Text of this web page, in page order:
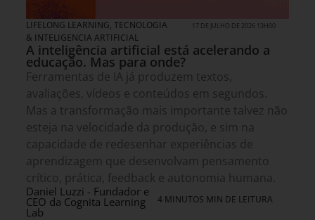
LIFELONG LEARNING, TECNOLOGIA
& INTELIGENCIA ARTIFICIAL
17 DE JULHO DE 2026 13H00
A inteligência artificial está acelerando a
educação. Mas para onde?
Ferramentas de IA já produzem textos,
avaliações, vídeos e conteúdos em segundos.
Mas a transformação mais importante talvez não
esteja na velocidade da produção, e sim na
capacidade de redesenhar experiências de
aprendizagem que desenvolvam pensamento
crítico, prática, feedback e autonomia humana.
Daniel Luzzi - Fundador e
CEO da Cognita Learning
Lab
4 MINUTOS MIN DE LEITURA